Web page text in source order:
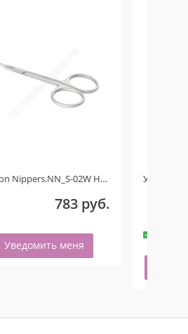
Nippon Nippers.NN_S-02W Ножницы для кутикулы. Изогнутые ручки. Длина 107 мм. Матовые Ручная заточка
783 руб.
Уведомить меня
8 шт.